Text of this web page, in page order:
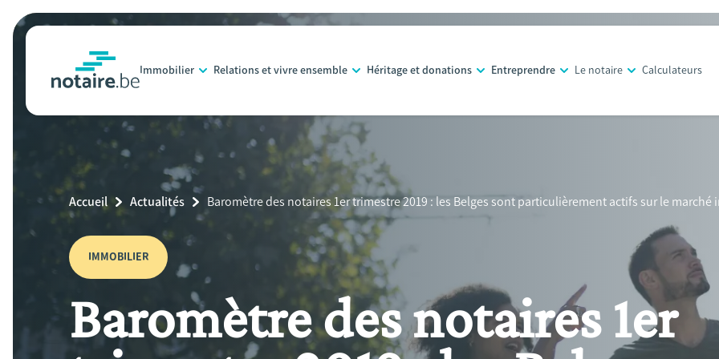
Aller
au
principal
Immobilier Relations et vivre ensemble Héritage et donations Entreprendre Le notaire Calculateurs
Breadcrumb
Accueil Actualités
Current
Baromètre des notaires 1er trimestre 2019 : les Belges sont particulièrement actifs sur le
IMMOBILIER
Baromètre des notaires 1er